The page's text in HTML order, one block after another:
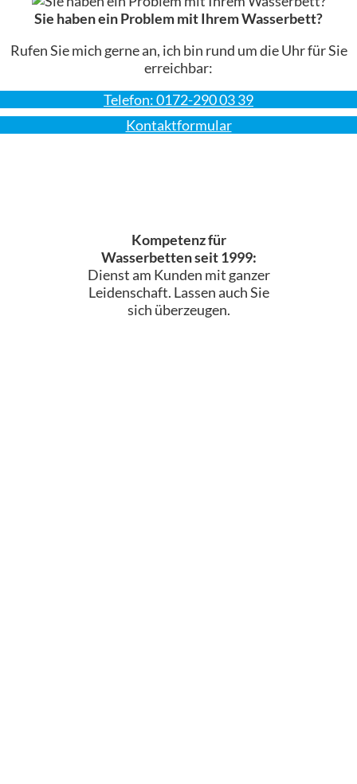
Sie haben ein Problem mit Ihrem Wasserbett?
Rufen Sie mich gerne an, ich bin rund um die Uhr für Sie
erreichbar:
Telefon: 0172-290 03 39
Kontaktformular
Kompetenz für
Wasserbetten seit 1999:
Dienst am Kunden mit ganzer
Leidenschaft. Lassen auch Sie
sich überzeugen.